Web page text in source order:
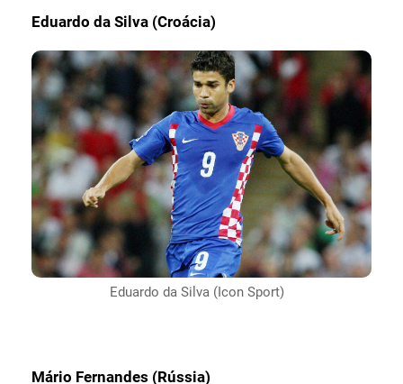
Eduardo da Silva (Croácia)
Eduardo da Silva (Icon Sport)
Mário Fernandes (Rússia)